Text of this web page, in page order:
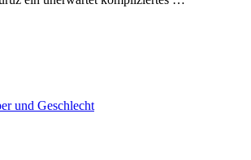
und Geschlecht